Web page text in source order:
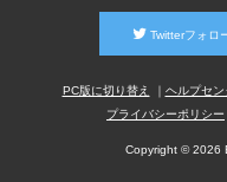
Twitterフォロ
PC版に切り替え ヘルプセン
プライバシーポリシー
Copyright © 2026